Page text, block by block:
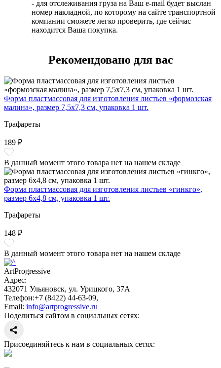
- для отслеживания груза на Ваш e-mail будет выслан
номер накладной, по которому на сайте транспортной
компании сможете легко проверить, где сейчас
находится Ваша покупка.
Рекомендовано для вас
Форма пластмассовая для изготовления листьев «формозская
малина», размер 7,5х7,3 см, упаковка 1 шт.
Трафареты
189 ₽
В данный момент этого товара нет на нашем складе
Форма пластмассовая для изготовления листьев «гинкго»,
размер 6х4,8 см, упаковка 1 шт.
Трафареты
148 ₽
В данный момент этого товара нет на нашем складе
ArtProgressive
Адрес:
432071 Ульяновск, ул. Урицкого, 37А
Телефон:+7 (8422) 44-63-09,
Email: info@artprogressive.ru
Поделиться сайтом в социальных сетях:
Присоединяйтесь к нам в социальных сетях: